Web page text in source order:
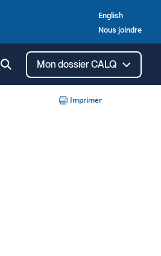
English
Nous joindre
Ouvrir
la
recherche
Mon dossier CALQ
Imprimer